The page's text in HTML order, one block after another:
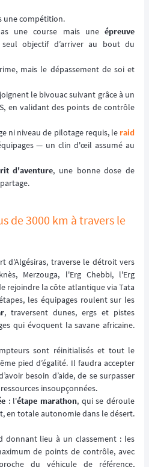
une compétition.
une course mais uneépreuve
objectif d’arriver au bout du
mais le dépassement de soi et
le bivouac suivant grâce à un
en validant des points de contrôle
ni niveau de pilotage requis, le raid
— un clin d'œil assumé au
d'aventure, une bonne dose de
de 3000 km à travers le
d'Algésiras, traverse le détroit vers
Merzouga, l'Erg Chebbi, l'Erg
rejoindre la côte atlantique via Tata
les équipages roulent sur les
, traversent dunes, ergs et pistes
qui évoquent la savane africaine.
sont réinitialisés et tout le
pied d’égalité. Il faudra accepter
besoin d’aide, de se surpasser
insoupçonnées.
: l'étape marathon, qui se déroule
en totale autonomie dans le désert.
donnant lieu à un classement : les
de points de contrôle, avec
du véhicule de référence,